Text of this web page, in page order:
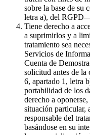
sobre la base de su
letra a), del
Tiene derecho a
a suprimirlos y a
tratamiento sea
Servicios de
Cuenta de
solicitud antes de la
6, apartado 1, letra
portabilidad de los
derecho a
situación particular,
responsable del
basándose en su